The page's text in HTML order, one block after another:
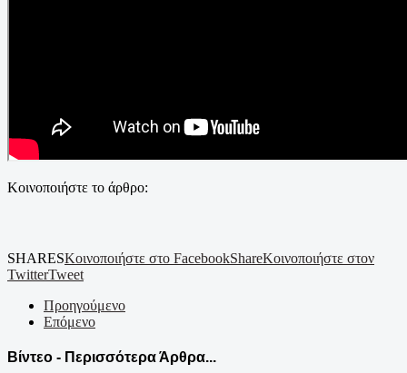
Κοινοποιήστε το άρθρο:
SHARESΚοινοποιήστε στο FacebookShareΚοινοποιήστε στον
TwitterTweet
Προηγούμενο
Επόμενο
Βίντεο - Περισσότερα Άρθρα...